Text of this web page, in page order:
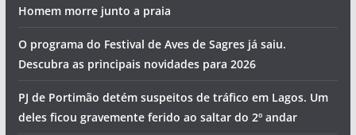
Homem morre junto a praia
O programa do Festival de Aves de Sagres já saiu.
Descubra as principais novidades para 2026
PJ de Portimão detém suspeitos de tráfico em Lagos. Um
deles ficou gravemente ferido ao saltar do 2º andar